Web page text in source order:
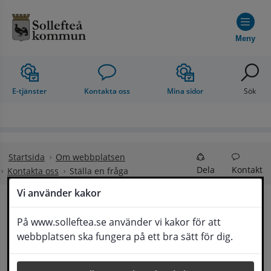
Vi använder kakor
På www.solleftea.se använder vi kakor för att
webbplatsen ska fungera på ett bra sätt för dig.
Meny
E-tjänster Kontakta oss Mina sidor Sök
Startsida
Om webbplatsen
Kontakta oss
Ställa en fråga Dela Kontakt
Ställa en fråga
Om din fråga är omfattande kan det bli aktuellt